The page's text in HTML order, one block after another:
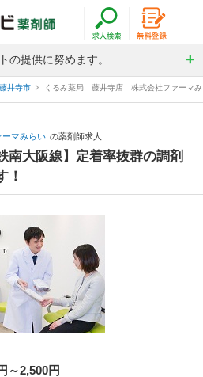
の提供に努めます。
藤井寺市 くるみ薬局 藤井寺店 株式会社ファーマみ
ーマみらい の薬剤師求人
南大阪線】定着率抜群の調剤
！
～2,500円